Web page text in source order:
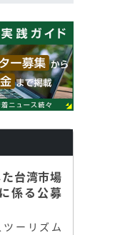
台湾市場
係る公募
ーリズム